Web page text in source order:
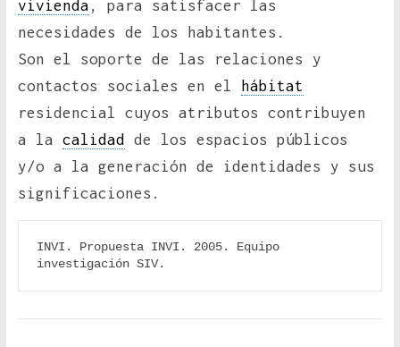
vivienda , para satisfacer las
necesidades de los habitantes.
Son el soporte de las relaciones y
contactos sociales en el
hábitat
residencial cuyos atributos contribuyen
a la calidad
de los espacios públicos
y/o a la generación de identidades y sus
significaciones.
INVI. Propuesta INVI. 2005. Equipo
investigación SIV.